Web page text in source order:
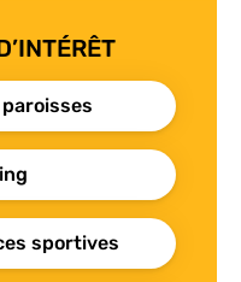
sportives